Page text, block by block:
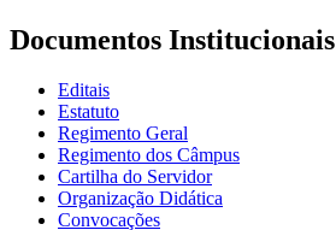
Documentos Institucionais
Editais
Estatuto
Regimento Geral
Regimento dos Câmpus
Cartilha do Servidor
Organização Didática
Convocações